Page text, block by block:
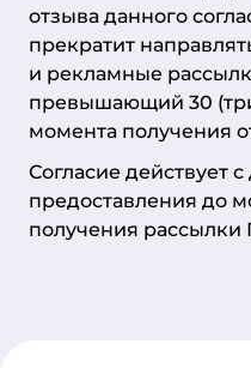
отзыва данного
прекратит
и рекламные
превышающий 30
момента получения
Согласие действует с
предоставления до
получения рассылки